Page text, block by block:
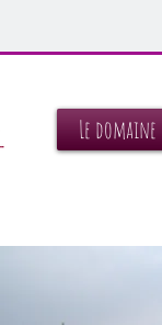
Le domaine